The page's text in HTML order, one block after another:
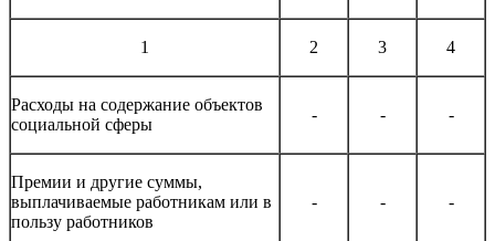
1 2 3 4
Расходы на содержание объектов
социальной сферы
- - -
Премии и другие суммы,
выплачиваемые работникам или в
пользу работников
- - -